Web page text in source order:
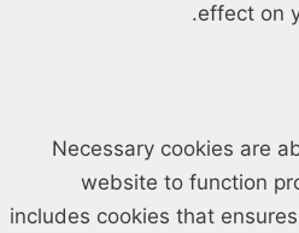
effect on
Necessary cookies are
website to function
includes cookies that